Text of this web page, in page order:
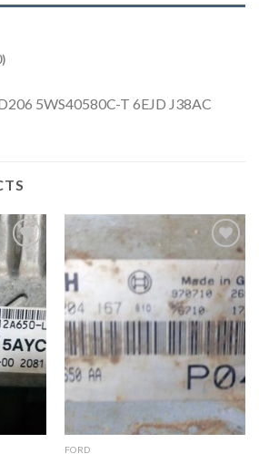
5WS40580C-T 6EJD J38AC
İstek
Listeme
Ekle
İstek
Listeme
Ekle
FORD